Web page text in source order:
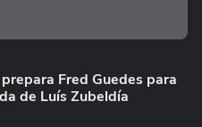
Fred Guedes para
de Luís Zubeldía